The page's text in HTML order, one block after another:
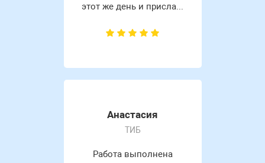
этот же день и присла...
Анастасия
ТИБ
Работа выполнена